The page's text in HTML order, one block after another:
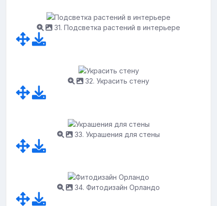
31. Подсветка растений в интерьере
32. Украсить стену
33. Украшения для стены
34. Фитодизайн Орландо